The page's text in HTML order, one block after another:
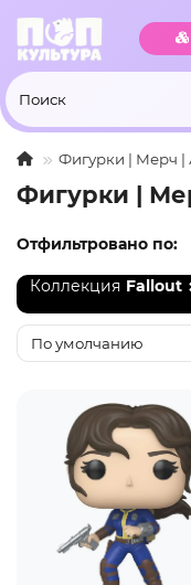
Фигурки | Мерч |
Фигурки |
Отфильтровано по:
Коллекция Fallout